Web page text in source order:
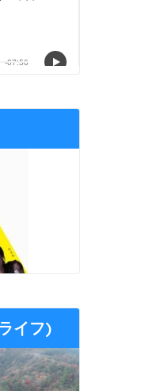
イフ)